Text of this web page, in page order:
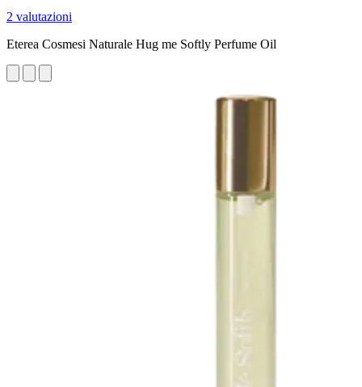
2 valutazioni
Eterea Cosmesi Naturale Hug me Softly Perfume Oil